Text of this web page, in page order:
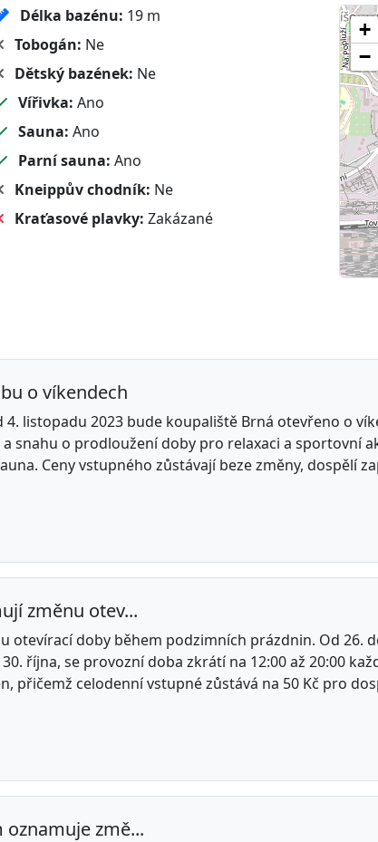
Délka bazénu: 19 m
Tobogán: Ne
Dětský bazének: Ne
Vířivka: Ano
Sauna: Ano
Parní sauna: Ano
Kneippův chodník: Ne
Kraťasové plavky: Zakázané
+
−
o víkendech
listopadu 2023 bude koupaliště Brná otevřeno o
snahu o prodloužení doby pro relaxaci a sportovní
Ceny vstupného zůstávají beze změny, dospělí
změnu otev...
otevírací doby během podzimních prázdnin. Od 26.
října, se provozní doba zkrátí na 12:00 až 20:00
přičemž celodenní vstupné zůstává na 50 Kč pro
oznamuje změ...